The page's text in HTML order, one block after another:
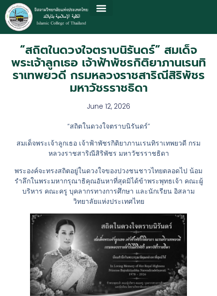
“สถิตในดวงใจตราบนิรันดร์” สมเด็จ
พระเจ้าลูกเธอ เจ้าฟ้าพัชรกิติยาภานเรนทิ
ราเทพยวดี กรมหลวงราชสาริณีสิริพัชร
มหาวัชรราชธิดา
June 12, 2026
“สถิตในดวงใจตราบนิรันดร์”
สมเด็จพระเจ้าลูกเธอ เจ้าฟ้าพัชรกิติยาภานเรนทิราเทพยวดี กรม
หลวงราชสาริณีสิริพัชร มหาวัชรราชธิดา
พระองค์จะทรงสถิตอยู่ในดวงใจของปวงชนชาวไทยตลอดไป น้อม
รำลึกในพระมหากรุณาธิคุณอันหาที่สุดมิได้ข้าพระพุทธเจ้า คณะผู้
บริหาร คณะครู บุคลากรทางการศึกษา และนักเรียน อิสลาม
วิทยาลัยแห่งประเทศไทย